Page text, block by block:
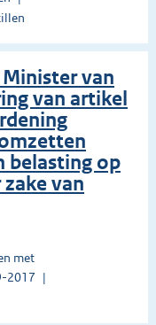
van
van artikel
belasting op
van
met
2017